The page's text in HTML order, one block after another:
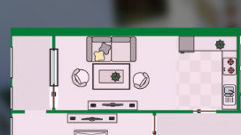
Квартира
№6 кімнат: 1